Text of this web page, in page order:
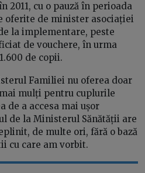
2011, cu o pauză în perioada
oferite de minister asociației
la implementare, peste
de vouchere, în urma
de copii.
Familiei nu oferea doar
mulți pentru cuplurile
a accesa mai ușor
de la Ministerul Sănătății are
de multe ori, fără o bază
cu care am vorbit.